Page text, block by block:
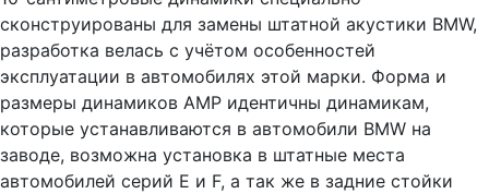
сконструированы для замены штатной акустики BMW,
разработка велась с учётом особенностей
эксплуатации в автомобилях этой марки. Форма и
размеры динамиков AMP идентичны динамикам,
которые устанавливаются в автомобили BMW на
заводе, возможна установка в штатные места
автомобилей серий Е и F, а так же в задние стойки